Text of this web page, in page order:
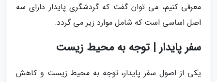
معرفی کنیم، می توان گفت که گردشگری پایدار دارای سه
اصل اساسی است که شامل موارد زیر می گردد:
سفر پایدار | توجه به محیط زیست
یکی از اصول سفر پایدار، توجه به محیط زیست و کاهش